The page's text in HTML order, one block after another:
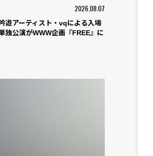
2026.08.07
遊アーティスト・vqによる入場
独公演がWWW企画『FREE』に